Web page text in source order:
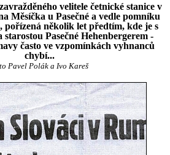
velitele četnické stanice v
Měsíčka u Pasečné a vedle pomníku
pořízená několik let předtím, kde je s
Pasečné Hehenbergerem -
často ve vzpomínkách vyhnanců
chybí...
Pavel Polák a Ivo Kareš